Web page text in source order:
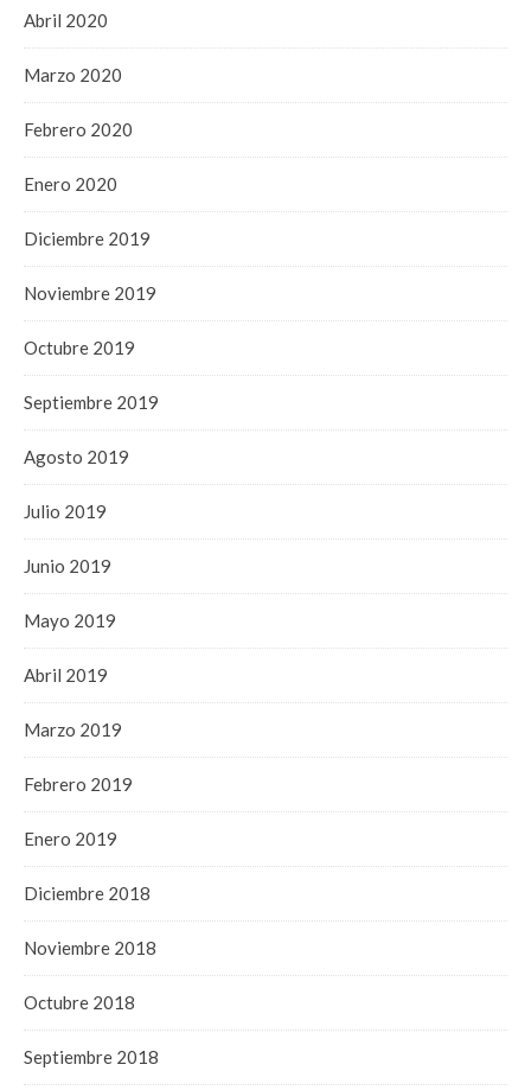
Abril 2020
Marzo 2020
Febrero 2020
Enero 2020
Diciembre 2019
Noviembre 2019
Octubre 2019
Septiembre 2019
Agosto 2019
Julio 2019
Junio 2019
Mayo 2019
Abril 2019
Marzo 2019
Febrero 2019
Enero 2019
Diciembre 2018
Noviembre 2018
Octubre 2018
Septiembre 2018